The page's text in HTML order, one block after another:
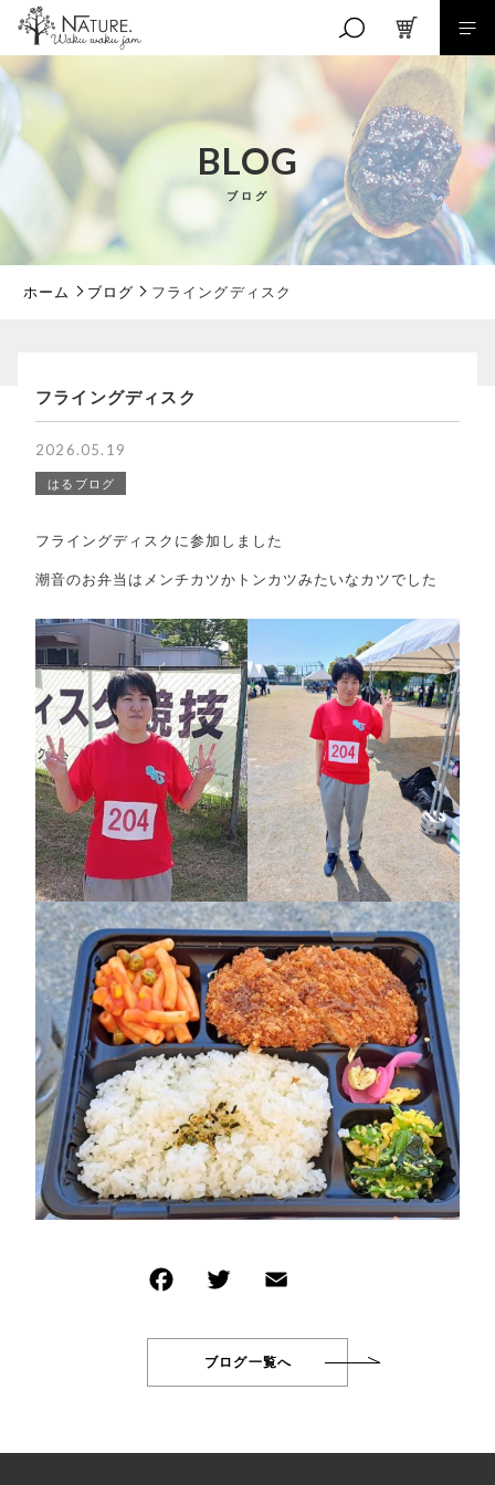
商品ランキング
EVENT
イベント商品
NEW ITEM
新着商品
PRODUCTS
商品一覧
CHECKED PRODUCTS
最近チェックした商品
ORDER HISTORY
注文履歴
SHOPPING GUIDE
ショッピングガイド
TOPICS
お知らせ
BLOG
ブログ
CONTACT
お問い合わせ
Wakuwakujam recipe collection
わくわくジャムを使ったレシピ集
BLOG
ブログ
ホーム ブログ フライングディスク
フライングディスク
2026.05.19
はるブログ
フライングディスクに参加しました
潮音のお弁当はメンチカツかトンカツみたいなカツでした
ブログ一覧へ
こだわり検索
親カテゴリ
価格帯
その他
在庫あり セール
並び順